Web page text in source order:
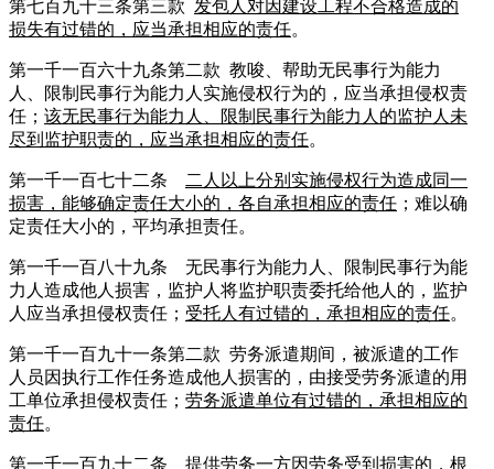
第七百九十三条第三款 发包人对因建设工程不合格造成的
损失有过错的，应当承担相应的责任。
第一千一百六十九条第二款 教唆、帮助无民事行为能力
人、限制民事行为能力人实施侵权行为的，应当承担侵权责
任； 该无民事行为能力人、限制民事行为能力人的监护人未
尽到监护职责的，应当承担相应的责任。
第一千一百七十二条
二人以上分别实施侵权行为造成同一
损害，能够确定责任大小的，各自承担相应的责任 ；难以确
定责任大小的，平均承担责任。
第一千一百八十九条 无民事行为能力人、限制民事行为能
力人造成他人损害，监护人将监护职责委托给他人的，监护
人应当承担侵权责任； 受托人有过错的，承担相应的责任。
第一千一百九十一条第二款 劳务派遣期间，被派遣的工作
人员因执行工作任务造成他人损害的，由接受劳务派遣的用
工单位承担侵权责任； 劳务派遣单位有过错的，承担相应的
责任。
第一千一百九十二条 提供劳务一方因劳务受到损害的， 根